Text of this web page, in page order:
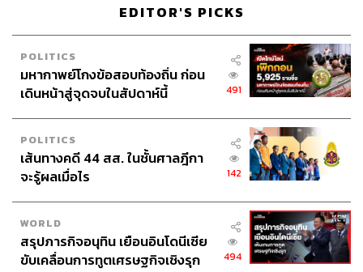
EDITOR'S PICKS
POLITICS
มหากาพย์โกงข้อสอบท้องถิ่น ก่อน
เดินหน้าสู่จุดจบในสัปดาห์นี้
491
POLITICS
เส้นทางคดี 44 สส. ในชั้นศาลฎีกา
จะรู้ผลเมื่อไร
142
WORLD
สรุปภารกิจอนุทิน เยือนอินโดนีเซีย
ขับเคลื่อนการทูตเศรษฐกิจเชิงรุก
494